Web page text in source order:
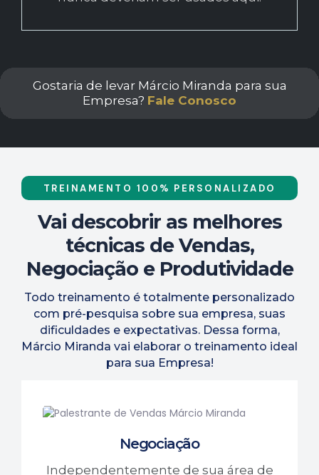
Gostaria de levar Márcio Miranda para sua
Empresa? Fale Conosco
TREINAMENTO 100% PERSONALIZADO
Vai descobrir as melhores
técnicas de Vendas,
Negociação e Produtividade
Todo treinamento é totalmente personalizado
com pré-pesquisa sobre sua empresa, suas
dificuldades e expectativas. Dessa forma,
Márcio Miranda vai elaborar o treinamento ideal
para sua Empresa!
Negociação
Independentemente de sua área de